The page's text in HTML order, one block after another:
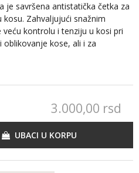
je savršena antistatička četka za
Zahvaljujući snažnim
kontrolu i tenziju u kosi pri
oblikovanje kose, ali i za
3.000,00 rsd
UBACI U KORPU